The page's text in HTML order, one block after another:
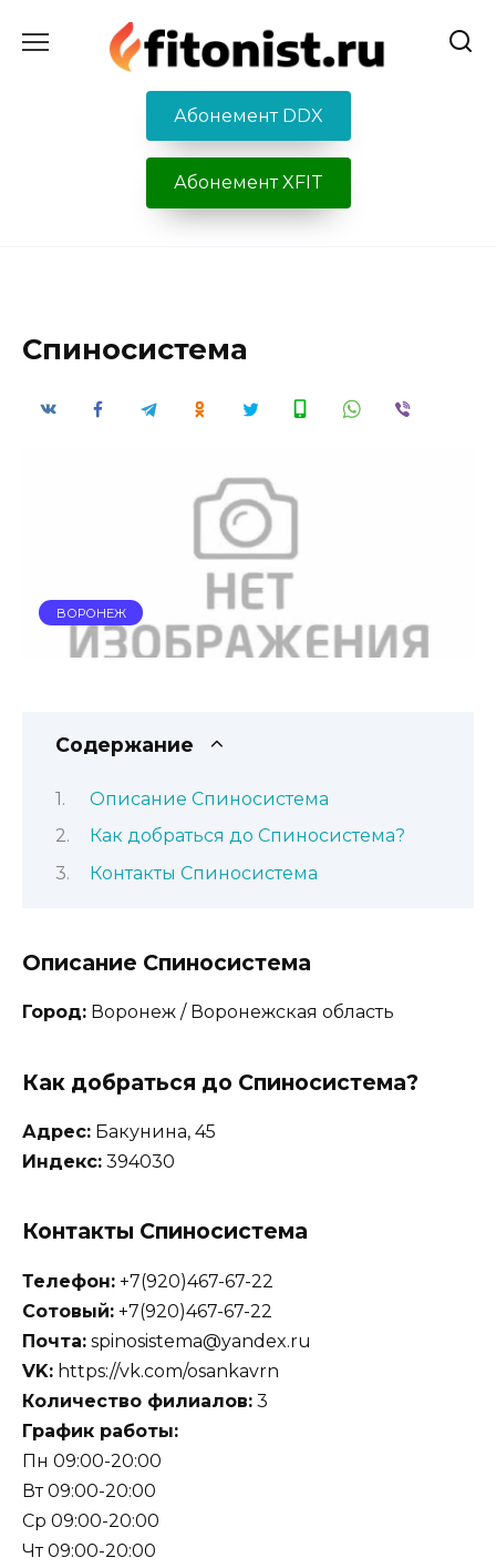
содержанию
Абонемент DDX
Абонемент XFIT
Спиносистема
ВОРОНЕЖ
Содержание
Описание Спиносистема
Как добраться до Спиносистема?
Контакты Спиносистема
Описание Спиносистема
Город: Воронеж / Воронежская область
Как добраться до Спиносистема?
Адрес: Бакунина, 45
Индекс: 394030
Контакты Спиносистема
Телефон: +7(920)467-67-22
Сотовый: +7(920)467-67-22
Почта: spinosistema@yandex.ru
VK: https://vk.com/osankavrn
Количество филиалов: 3
График работы:
Пн 09:00-20:00
Вт 09:00-20:00
Ср 09:00-20:00
Чт 09:00-20:00